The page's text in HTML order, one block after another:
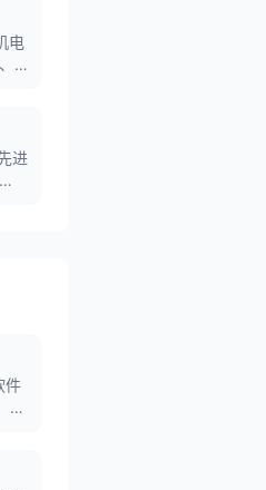
电
进
件
熔